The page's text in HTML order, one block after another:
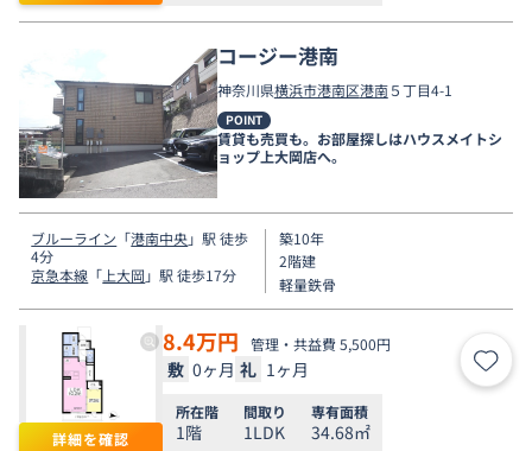
コージー港南
神奈川県横浜市港南区港南５丁目4-1
POINT
賃貸も売買も。お部屋探しはハウスメイトシ
ョップ上大岡店へ。
ブルーライン 「港南中央」駅 徒歩
4分
京急本線 「 上大岡 」駅 徒歩17分
築10年
2階建
軽量鉄骨
詳細を確認
8.4万円 管理・共益費 5,500円
敷 0ヶ月 礼 1ヶ月 お気
所在階
1階
間取り
1LDK
専有面積
34.68㎡